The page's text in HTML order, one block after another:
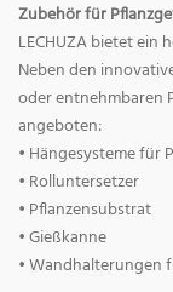
Zubehör für
LECHUZA bietet ein
Neben den
oder entnehmbaren
angeboten:
• Hängesysteme für
• Rolluntersetzer
• Pflanzensubstrat
• Gießkanne
• Wandhalterungen